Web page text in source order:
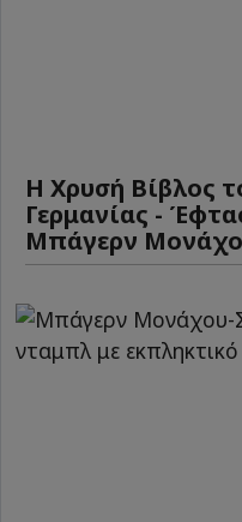
Η Χρυσή Βίβλος
Γερμανίας -
Μπάγερν